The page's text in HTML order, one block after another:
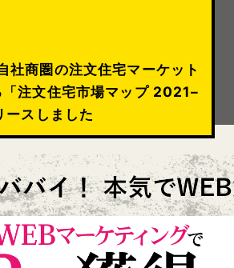
社商圏の注文住宅マーケット
「注文住宅市場マップ 2021–
スしました